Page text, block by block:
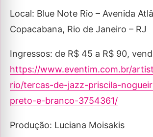
Local: Blue Note Rio – Avenida
Copacabana, Rio de Janeiro – RJ
Ingressos: de R$ 45 a R$ 90,
https://www.eventim.com.br/
rio/tercas-de-jazz-priscila-
preto-e-branco-3754361/
Produção: Luciana Moisakis